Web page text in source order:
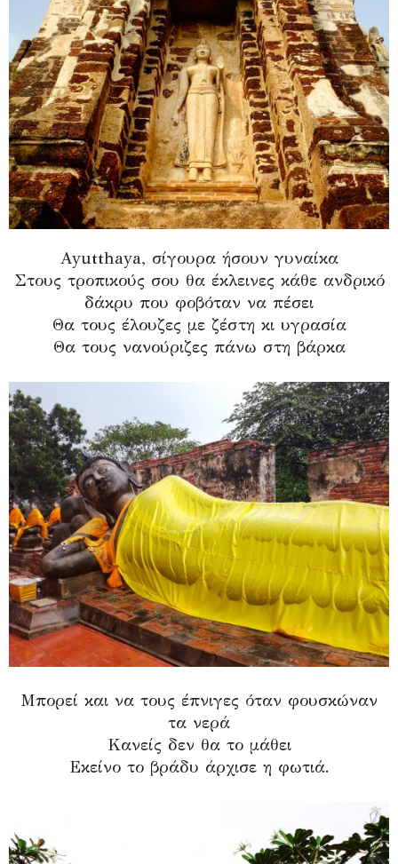
Ayutthaya, σίγουρα ήσουν γυναίκα
Στους τροπικούς σου θα έκλεινες κάθε ανδρικό
δάκρυ που φοβόταν να πέσει
Θα τους έλουζες με ζέστη κι υγρασία
Θα τους νανούριζες πάνω στη βάρκα
Μπορεί και να τους έπνιγες όταν φουσκώναν
τα νερά
Κανείς δεν θα το μάθει
Εκείνο το βράδυ άρχισε η φωτιά.